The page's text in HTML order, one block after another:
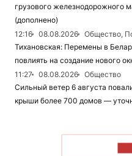
грузового железнодорожного
(дополнено)
12:16
08.08.2026
Общество,
Тихановская: Перемены в
повлиять на создание нового
11:27
08.08.2026
Общество
Сильный ветер 6 августа
крыши более 700 домов —